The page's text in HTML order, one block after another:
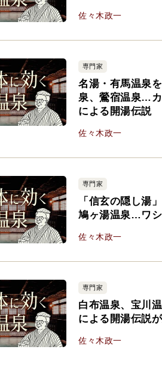
佐々木政一
専門家
名湯・有馬温泉
泉、鶯宿温泉…
による開湯伝説
佐々木政一
専門家
「信玄の隠し湯
鳩ヶ湯温泉…ワ
佐々木政一
専門家
白布温泉、宝川
による開湯伝説
佐々木政一